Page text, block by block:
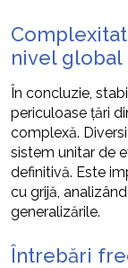
nivel global
În concluzie,
periculoase țări
complexă.
sistem unitar de
definitivă. Este
cu grijă,
generalizările.
Întrebări